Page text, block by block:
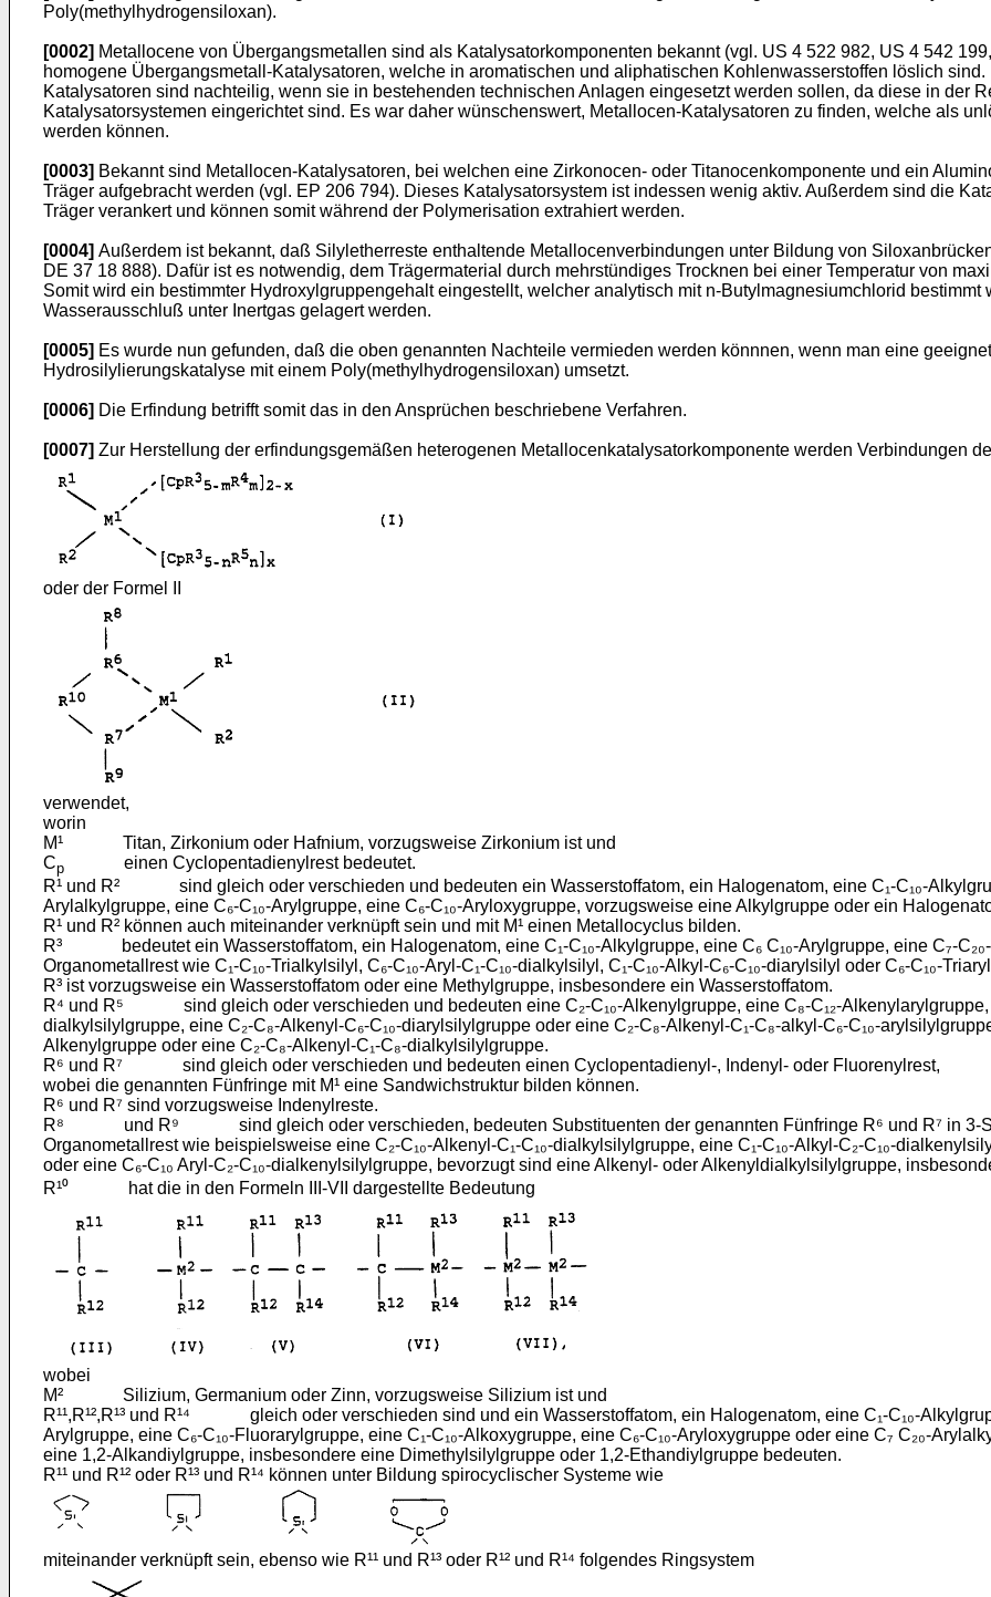
Poly(methylhydrogensiloxan).
[0002] Metallocene von Übergangsmetallen sind als Katalysatorkomponenten bekannt (vgl. US 4 522 982, US 4 542
homogene Übergangsmetall-Katalysatoren, welche in aromatischen und aliphatischen Kohlenwasserstoffen löslich
Katalysatoren sind nachteilig, wenn sie in bestehenden technischen Anlagen eingesetzt werden sollen, da diese in der
Katalysatorsystemen eingerichtet sind. Es war daher wünschenswert, Metallocen-Katalysatoren zu finden, welche als
werden können.
[0003] Bekannt sind Metallocen-Katalysatoren, bei welchen eine Zirkonocen- oder Titanocenkomponente und ein
Träger aufgebracht werden (vgl. EP 206 794). Dieses Katalysatorsystem ist indessen wenig aktiv. Außerdem sind die
Träger verankert und können somit während der Polymerisation extrahiert werden.
[0004] Außerdem ist bekannt, daß Silyletherreste enthaltende Metallocenverbindungen unter Bildung von
DE 37 18 888). Dafür ist es notwendig, dem Trägermaterial durch mehrstündiges Trocknen bei einer Temperatur von
Somit wird ein bestimmter Hydroxylgruppengehalt eingestellt, welcher analytisch mit n-Butylmagnesiumchlorid
Wasserausschluß unter Inertgas gelagert werden.
[0005] Es wurde nun gefunden, daß die oben genannten Nachteile vermieden werden könnnen, wenn man eine
Hydrosilylierungskatalyse mit einem Poly(methylhydrogensiloxan) umsetzt.
[0006] Die Erfindung betrifft somit das in den Ansprüchen beschriebene Verfahren.
[0007] Zur Herstellung der erfindungsgemäßen heterogenen Metallocenkatalysatorkomponente werden Verbindungen
oder der Formel II
verwendet,
worin
M¹ Titan, Zirkonium oder Hafnium, vorzugsweise Zirkonium ist und
Cp einen Cyclopentadienylrest bedeutet.
R¹ und R² sind gleich oder verschieden und bedeuten ein Wasserstoffatom, ein Halogenatom, eine C₁-C₁₀-
Arylalkylgruppe, eine C₆-C₁₀-Arylgruppe, eine C₆-C₁₀-Aryloxygruppe, vorzugsweise eine Alkylgruppe oder ein
R¹ und R² können auch miteinander verknüpft sein und mit M¹ einen Metallocyclus bilden.
R³ bedeutet ein Wasserstoffatom, ein Halogenatom, eine C₁-C₁₀-Alkylgruppe, eine C₆ C₁₀-Arylgruppe, eine C₇-
Organometallrest wie C₁-C₁₀-Trialkylsilyl, C₆-C₁₀-Aryl-C₁-C₁₀-dialkylsilyl, C₁-C₁₀-Alkyl-C₆-C₁₀-diarylsilyl oder C₆-C₁₀-
R³ ist vorzugsweise ein Wasserstoffatom oder eine Methylgruppe, insbesondere ein Wasserstoffatom.
R⁴ und R⁵ sind gleich oder verschieden und bedeuten eine C₂-C₁₀-Alkenylgruppe, eine C₈-C₁₂-Alkenylarylgruppe,
dialkylsilylgruppe, eine C₂-C₈-Alkenyl-C₆-C₁₀-diarylsilylgruppe oder eine C₂-C₈-Alkenyl-C₁-C₈-alkyl-C₆-C₁₀-
Alkenylgruppe oder eine C₂-C₈-Alkenyl-C₁-C₈-dialkylsilylgruppe.
R⁶ und R⁷ sind gleich oder verschieden und bedeuten einen Cyclopentadienyl-, Indenyl- oder Fluorenylrest,
wobei die genannten Fünfringe mit M¹ eine Sandwichstruktur bilden können.
R⁶ und R⁷ sind vorzugsweise Indenylreste.
R⁸ und R⁹ sind gleich oder verschieden, bedeuten Substituenten der genannten Fünfringe R⁶ und R⁷ in 3-
Organometallrest wie beispielsweise eine C₂-C₁₀-Alkenyl-C₁-C₁₀-dialkylsilylgruppe, eine C₁-C₁₀-Alkyl-C₂-C₁₀-
oder eine C₆-C₁₀ Aryl-C₂-C₁₀-dialkenylsilylgruppe, bevorzugt sind eine Alkenyl- oder Alkenyldialkylsilylgruppe,
R¹⁰ hat die in den Formeln III-VII dargestellte Bedeutung
wobei
M² Silizium, Germanium oder Zinn, vorzugsweise Silizium ist und
R¹¹,R¹²,R¹³ und R¹⁴ gleich oder verschieden sind und ein Wasserstoffatom, ein Halogenatom, eine C₁-C₁₀-
Arylgruppe, eine C₆-C₁₀-Fluorarylgruppe, eine C₁-C₁₀-Alkoxygruppe, eine C₆-C₁₀-Aryloxygruppe oder eine C₇ C₂₀-
eine 1,2-Alkandiylgruppe, insbesondere eine Dimethylsilylgruppe oder 1,2-Ethandiylgruppe bedeuten.
R¹¹ und R¹² oder R¹³ und R¹⁴ können unter Bildung spirocyclischer Systeme wie
miteinander verknüpft sein, ebenso wie R¹¹ und R¹³ oder R¹² und R¹⁴ folgendes Ringsystem